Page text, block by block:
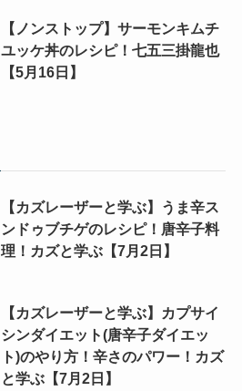
【ノンストップ】サーモンキムチ
ユッケ丼のレシピ！七五三掛龍也
【5月16日】
【カズレーザーと学ぶ】うま辛ス
ンドゥブチゲのレシピ！唐辛子料
理！カズと学ぶ【7月2日】
【カズレーザーと学ぶ】カプサイ
シンダイエット(唐辛子ダイエッ
ト)のやり方！辛さのパワー！カズ
と学ぶ【7月2日】